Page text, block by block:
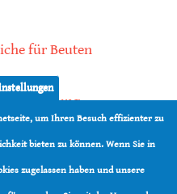
für Beuten
Haltung
Vertrauenssache
um Ihren Besuch effizienter zu
bieten zu können. Wenn Sie in
zugelassen haben und unsere